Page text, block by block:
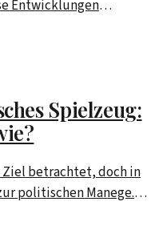
Entwicklungen
haben.
Spielzeug:
betrachtet, doch in
politischen Manege.